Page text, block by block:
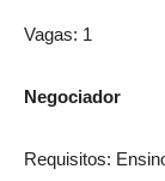
Vagas: 1
Negociador
Requisitos: